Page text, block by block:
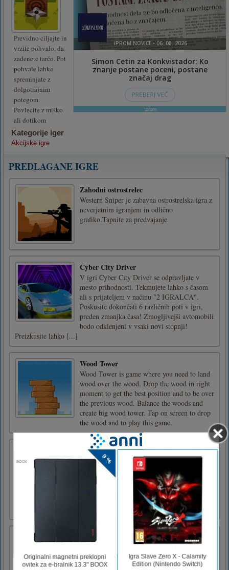
Previdno ciljajte in
vrzite pohvalo, da
zadenete tarčo. Pot
pohvale lahko
spreminjate z
dolgotrajnim
potegom.
Povlecite z miško
ali dotikom
Kategorije iger
Akcijske igre
PREDLAGANE IGRE
Zahodni ostrostrelec
Western Sniper je zabavna ostrostrelska igra z
neverjetnim igranjem in odlično
grafiko.Tapnite za predvajanje
Cyber City Driver
V igri Cyber City Driver se odpravljate v
mesto prihodnosti. Tekmujete lahko s časom
ali s prijateljem v načinu "2 IGRALCA".
Poskusite dokončati 6 različnih poti v igri,
preden zmanjka časa! Zmogljivejši avtomobili
bodo odklenjeni v vsaki novi stopnji!
Preizkusite lahko [...]
Wood Tower
Wood Tower is game where you need to land
wood over the wood. Drop the wood in right
moment to get the best position and to be over
the previous wood. Balance the woods and
create big wood tower. Tap on screen to drop
the wood and to play this game.
Samorog Jigsaw
Pričakujejo vas v pisanem svetu samorogov!
Poveži dele in spoznaj čudovite samoroge. Če
želite igro zakomplicirati, lahko pred
začetkom izberete eno izmed možnosti "lahka,
srednja, težka". Zabavaj se!Kontrole igre
Bodi pong
Be A Pong je neke vrste zanimiva izstrelitev
žoge do arkadne igre s papirnatim pokalom, v
kateri morajo igralci z miško slediti črti, da